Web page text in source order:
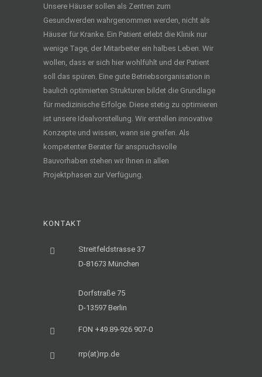
Unsere Häuser sollen als Zentren zum
Gesundwerden wahrgenommen werden, nicht als
Häuser für Kranke. Ein Patient erlebt die Klinik nur
wenige Tage, der Mitarbeiter ein halbes Leben. Wir
wollen, dass er sich hier wohlfühlt und der Patient
soll das spüren. Eine gute Betriebsorganisation in
baulich optimierten Strukturen bildet die Grundlage
für medizinische Erfolge. Diese stetig zu optimieren
ist unsere Idealvorstellung. Wir erstellen innovative
Konzepte und wissen, wann sie greifen. Als
kompetenter Berater für anspruchsvolle
Bauvorhaben stehen wir Ihnen in allen
Projektphasen zur Verfügung.
KONTAKT
Streitfeldstrasse 37
D-81673 München
Dorfstraße 75
D-13597 Berlin
FON +49.89-926 907-0
rrp(at)rrp.de